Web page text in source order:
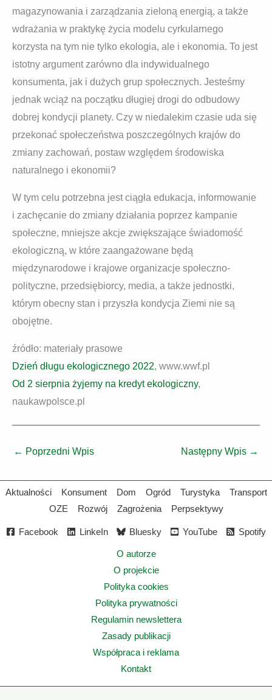
magazynowania i zarządzania zieloną energią, a także
wdrażania w praktykę życia modelu cyrkularnego
korzysta na tym nie tylko ekologia, ale i ekonomia. To jest
istotny argument zarówno dla indywidualnego
konsumenta, jak i dużych grup społecznych. Jesteśmy
jednak wciąż na początku długiej drogi do odbudowy
dobrej kondycji planety. Czy w niedalekim czasie uda się
przekonać społeczeństwa poszczególnych krajów do
zmiany zachowań, postaw względem środowiska
naturalnego i ekonomii?
W tym celu potrzebna jest ciągła edukacja, informowanie
i zachęcanie do zmiany działania poprzez kampanie
społeczne, mniejsze akcje zwiększające świadomość
ekologiczną, w które zaangażowane będą
międzynarodowe i krajowe organizacje społeczno-
polityczne, przedsiębiorcy, media, a także jednostki,
którym obecny stan i przyszła kondycja Ziemi nie są
obojętne.
źródło: materiały prasowe
Dzień długu ekologicznego 2022, www.wwf.pl
Od 2 sierpnia żyjemy na kredyt ekologiczny,
naukawpolsce.pl
← Poprzedni Wpis Następny Wpis →
Aktualności Konsument Dom Ogród Turystyka
Transport
OZE
Rozwój Zagrożenia Perpsektywy
Facebook LinkeIn Bluesky YouTube Spotify
O autorze
O projekcie
Polityka cookies
Polityka prywatności
Regulamin newslettera
Zasady publikacji
Współpraca i reklama
Kontakt